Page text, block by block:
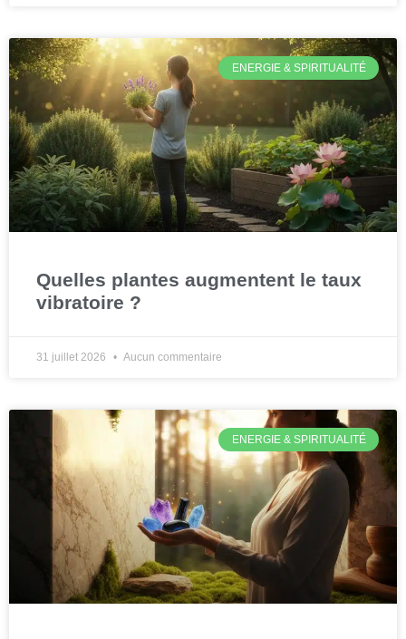
ENERGIE & SPIRITUALITÉ
Quelles plantes augmentent le taux
vibratoire ?
31 juillet 2026 Aucun commentaire
ENERGIE & SPIRITUALITÉ